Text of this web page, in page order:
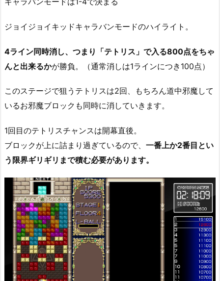
ジョイジョイキッドキャラバンモードのハイライト。
4ライン同時消し、つまり「テトリス」で入る800点をちゃ
んと出来るかが勝負。（通常消しは1ラインにつき100点）
このステージで狙うテトリスは2回、もちろん道中邪魔して
いるお邪魔ブロックも同時に消していきます。
1回目のテトリスチャンスは開幕直後。
ブロックが上に詰まり過ぎているので、 一番上か2番目とい
う限界ギリギリまで積む必要があります。